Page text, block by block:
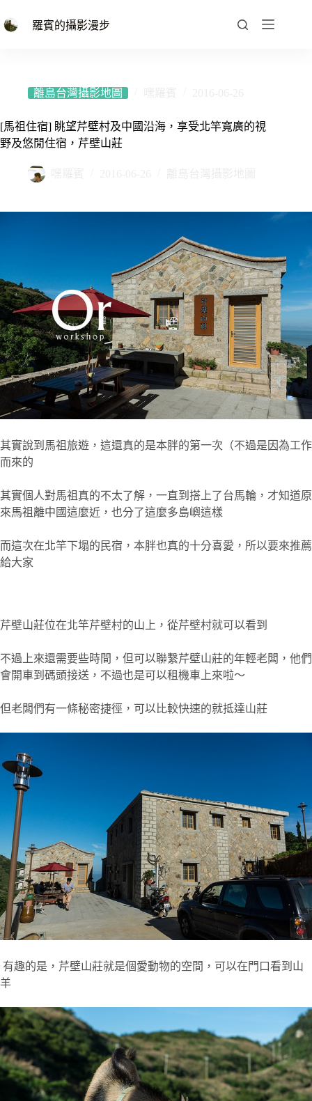
至
羅賓的攝影漫步
離島台灣攝影地圖
[馬祖住宿] 眺望芹壁村及中國沿海，享受北竿寬廣的視
野及悠閒住宿，芹壁山莊
其實說到馬祖旅遊，這還真的是本胖的第一次（不過是因為工作
而來的
其實個人對馬祖真的不太了解，一直到搭上了台馬輪，才知道原
來馬祖離中國這麼近，也分了這麼多島嶼這樣
而這次在北竿下塌的民宿，本胖也真的十分喜愛，所以要來推薦
給大家
芹壁山莊位在北竿芹壁村的山上，從芹壁村就可以看到
不過上來還需要些時間，但可以聯繫芹壁山莊的年輕老闆，他們
會開車到碼頭接送，不過也是可以租機車上來啦～
但老闆們有一條秘密捷徑，可以比較快速的就抵達山莊
有趣的是，芹壁山莊就是個愛動物的空間，可以在門口看到山
羊